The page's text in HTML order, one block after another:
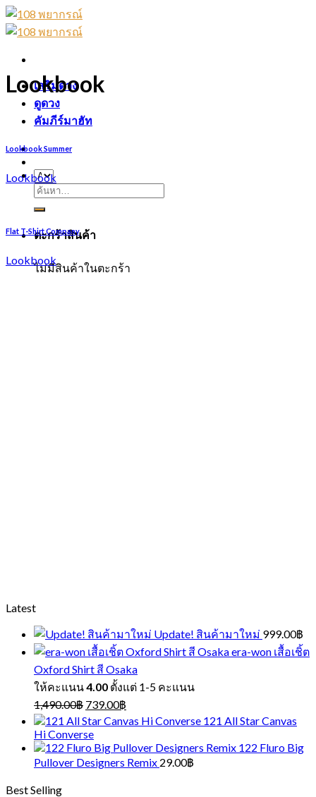
Skip
to
content
เสริมดวง
ดูดวง
คัมภีร์มาฮัท
ค้นหา:
ตะกร้าสินค้า
ไม่มีสินค้าในตะกร้า
Lookbook
Lookbook Summer
Lookbook
Flat T-Shirt Company
Lookbook
Latest
Update! สินค้ามาใหม่ 999.00฿
era-won เสื้อเชิ้ต
Oxford Shirt สี Osaka
ให้คะแนน4.00 ตั้งแต่ 1-5 คะแนน
1,490.00฿ Original
price
was:
1,490.00฿.
739.00฿
price
is:
739.00฿.
121 All Star Canvas
Hi Converse
122 Fluro Big
Pullover Designers Remix 29.00฿
Best Selling